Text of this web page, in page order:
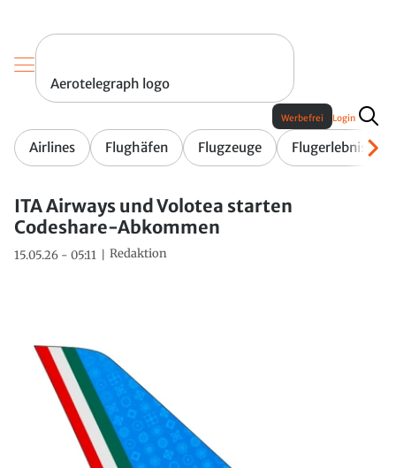
Aerotelegraph logo
Airlines Flughäfen Flugzeuge Flugerlebnis
Werbefrei Login
ITA Airways und Volotea starten
Codeshare-Abkommen
15.05.26 - 05:11 Redaktion